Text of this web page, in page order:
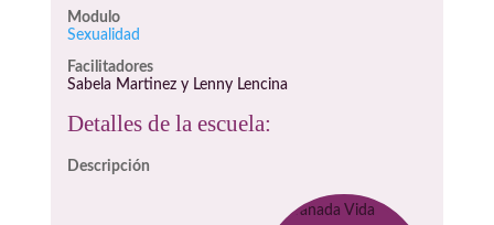
Modulo
Sexualidad
Facilitadores
Sabela Martinez y Lenny Lencina
Detalles de la escuela:
Descripción